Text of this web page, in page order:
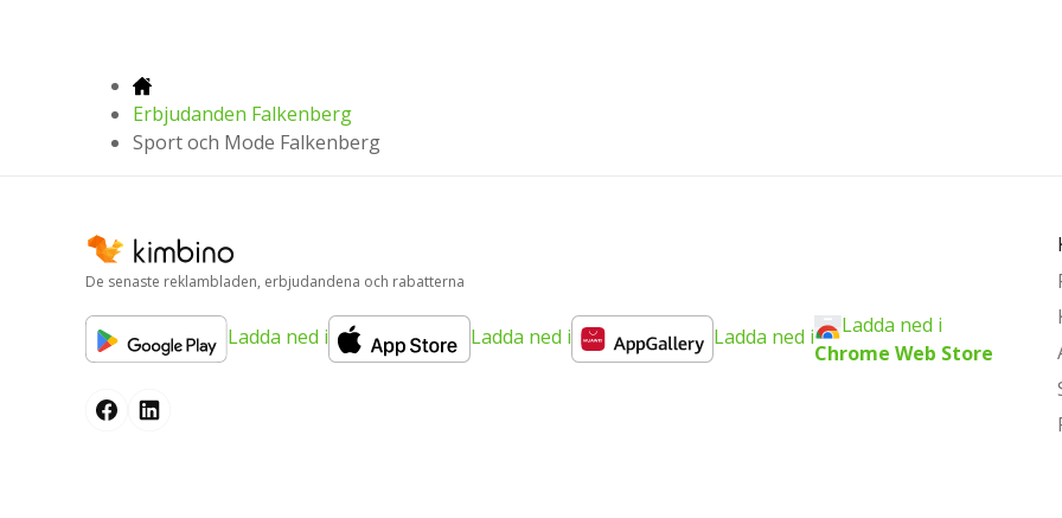
Erbjudanden Falkenberg
Sport och Mode Falkenberg
De senaste reklambladen, erbjudandena och rabatterna
Ladda ned i Ladda ned i Ladda ned i
Ladda ned i
Chrome Web Store